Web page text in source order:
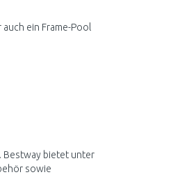
ein Frame-Pool
Bestway bietet unter
sowie